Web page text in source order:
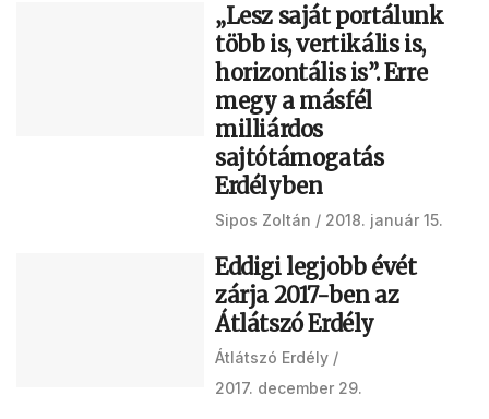
„Lesz saját portálunk
több is, vertikális is,
horizontális is”. Erre
megy a másfél
milliárdos
sajtótámogatás
Erdélyben
Sipos Zoltán 2018. január 15.
Eddigi legjobb évét
zárja 2017-ben az
Átlátszó Erdély
Átlátszó Erdély
2017. december 29.